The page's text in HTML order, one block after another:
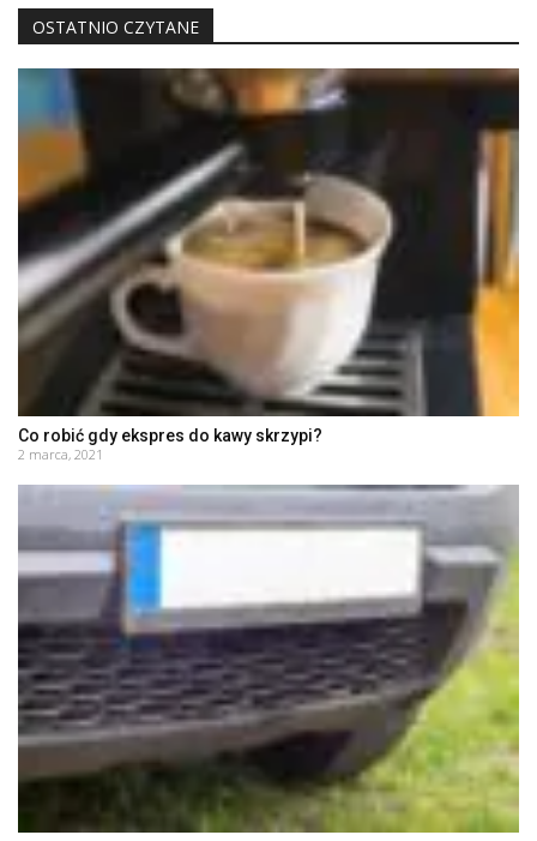
OSTATNIO CZYTANE
Co robić gdy ekspres do kawy skrzypi?
2 marca, 2021